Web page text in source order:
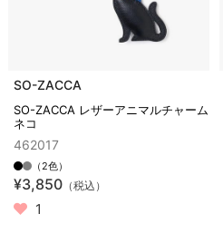
SO-ZACCA
SO-ZACCA レザーアニマルチャーム
ネコ
462017
（2色）
¥3,850（税込）
1